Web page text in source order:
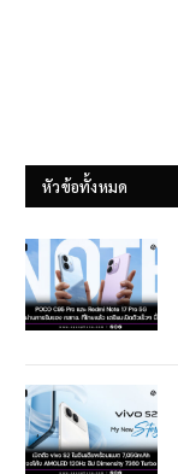
หัวข้อทั้งหมด